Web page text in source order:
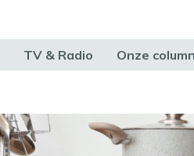
TV & Radio Onze